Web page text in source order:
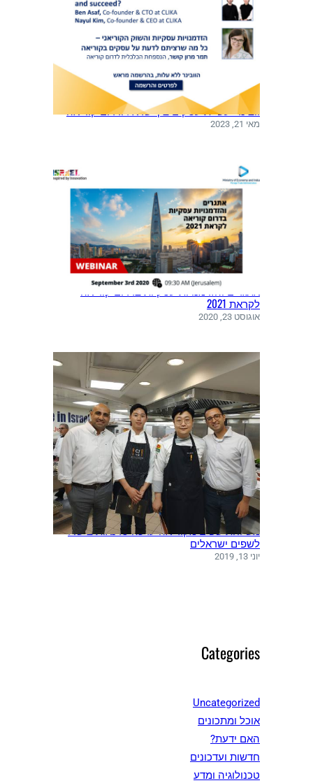
וובינר: עשיית עסקים בין ישראל ודרום קוריאה
מאי 21, 2023
אתגרים והזדמנויות עסקיות בדרום קוריאה
לקראת 2021
אוגוסט 23, 2020
משלחת שפים מקוריאה ערכה סדנאות בישול
לשפים ישראלים
יוני 13, 2019
Categories
Uncategorized
אוכל ומתכונים
האם ידעת?
חדשות ועדכונים
טכנולוגיה ומדע